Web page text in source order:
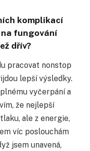
komplikací
na fungování
dřív?
pracovat nonstop
lepší výsledky.
vyčerpání a
že nejlepší
ale z energie,
víc poslouchám
jsem unavená,